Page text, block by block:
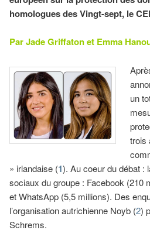
homologues des Vingt-sept, le
Par Jade Griffaton et Emma
un
trois
» irlandaise (1). Au coeur du débat :
sociaux du groupe : Facebook (210
et WhatsApp (5,5 millions). Des
l’organisation autrichienne Noyb (2)
Schrems.